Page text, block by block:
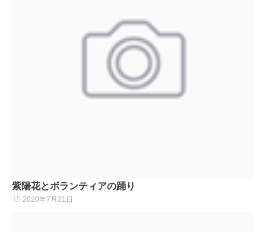
紫陽花とボランティアの踊り
2020年7月21日